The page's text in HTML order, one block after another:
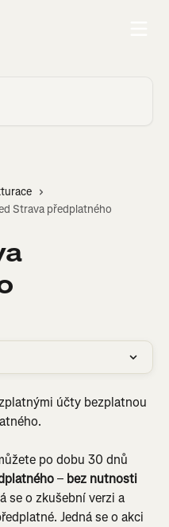
Strava předplatného
účty bezplatnou
po dobu 30 dnů
– bez nutnosti
se o zkušební verzi a
Jedná se o akci